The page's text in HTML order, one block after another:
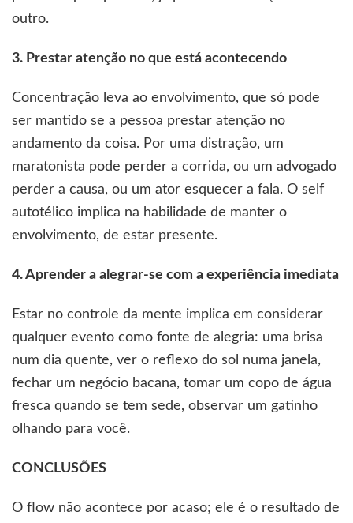
outro.
3. Prestar atenção no que está acontecendo
Concentração leva ao envolvimento, que só pode
ser mantido se a pessoa prestar atenção no
andamento da coisa. Por uma distração, um
maratonista pode perder a corrida, ou um advogado
perder a causa, ou um ator esquecer a fala. O self
autotélico implica na habilidade de manter o
envolvimento, de estar presente.
4. Aprender a alegrar-se com a experiência imediata
Estar no controle da mente implica em considerar
qualquer evento como fonte de alegria: uma brisa
num dia quente, ver o reflexo do sol numa janela,
fechar um negócio bacana, tomar um copo de água
fresca quando se tem sede, observar um gatinho
olhando para você.
CONCLUSÕES
O flow não acontece por acaso; ele é o resultado de